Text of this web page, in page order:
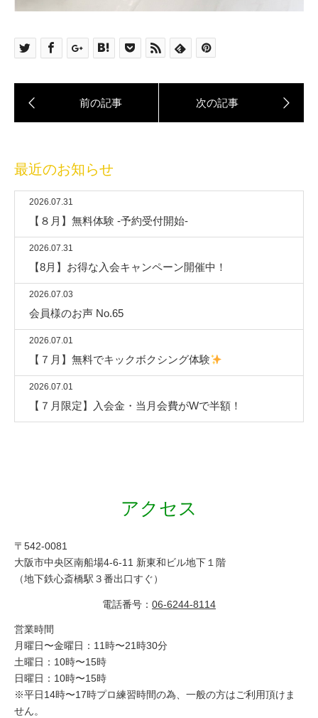
最近のお知らせ
2026.07.31
【８月】無料体験 -予約受付開始-
2026.07.31
【8月】お得な入会キャンペーン開催中！
2026.07.03
会員様のお声 No.65
2026.07.01
【７月】無料でキックボクシング体験
2026.07.01
【７月限定】入会金・当月会費がWで半額！
アクセス
〒542-0081
大阪市中央区南船場4-6-11 新東和ビル地下１階
（地下鉄心斎橋駅３番出口すぐ）
電話番号： 06-6244-8114
営業時間
月曜日〜金曜日：11時〜21時30分
土曜日：10時〜15時
日曜日：10時〜15時
※平日14時〜17時プロ練習時間の為、一般の方はご利用頂けま
せん。